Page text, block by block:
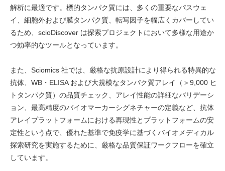
解析に最適です。標的タンパク質には、多くの重要なパスウェ
イ、細胞外および膜タンパク質、転写因子を幅広くカバーしてい
るため、scioDiscover は探索プロジェクトにおいて多様な用途か
つ効率的なツールとなっています。
また、Sciomics 社では、厳格な抗原設計により得られる特異的な
抗体、WB・ELISA および大規模なタンパク質アレイ（＞9,000 ヒ
トタンパク質）の品質チェック、アレイ性能の詳細なバリデーシ
ョン、最高精度のバイオマーカーシグネチャーの定義など、抗体
アレイプラットフォームにおける再現性とプラットフォームの安
定性という点で、優れた基準で免疫学に基づくバイオメディカル
探索研究を実施するために、厳格な品質保証ワークフローを確立
しています。